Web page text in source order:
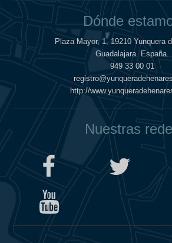
Dónde
Plaza Mayor, 1, 19210 Yunquera
Guadalajara. España.
949 33 00 01
http://
Nuestras